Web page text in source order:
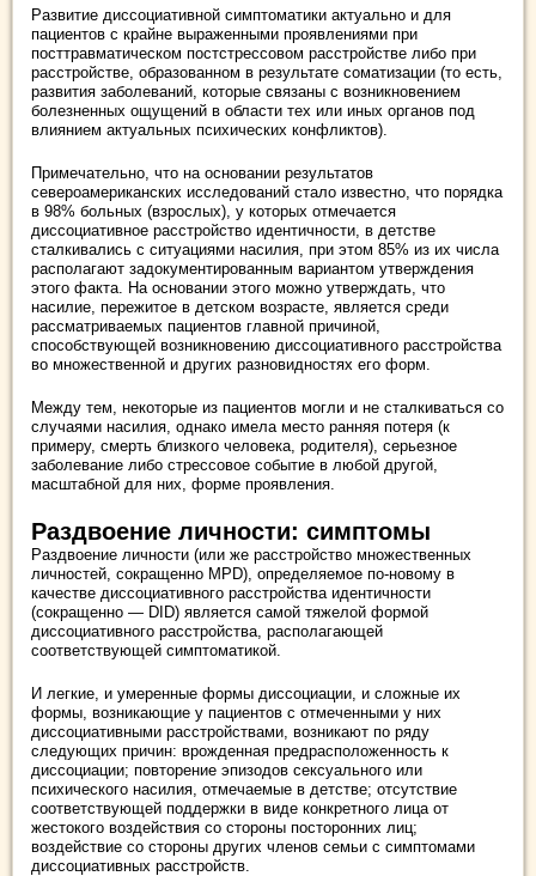
Развитие диссоциативной симптоматики актуально и для
пациентов с крайне выраженными проявлениями при
посттравматическом постстрессовом расстройстве либо при
расстройстве, образованном в результате соматизации (то есть,
развития заболеваний, которые связаны с возникновением
болезненных ощущений в области тех или иных органов под
влиянием актуальных психических конфликтов).
Примечательно, что на основании результатов
североамериканских исследований стало известно, что порядка
в 98% больных (взрослых), у которых отмечается
диссоциативное расстройство идентичности, в детстве
сталкивались с ситуациями насилия, при этом 85% из их числа
располагают задокументированным вариантом утверждения
этого факта. На основании этого можно утверждать, что
насилие, пережитое в детском возрасте, является среди
рассматриваемых пациентов главной причиной,
способствующей возникновению диссоциативного расстройства
во множественной и других разновидностях его форм.
Между тем, некоторые из пациентов могли и не сталкиваться со
случаями насилия, однако имела место ранняя потеря (к
примеру, смерть близкого человека, родителя), серьезное
заболевание либо стрессовое событие в любой другой,
масштабной для них, форме проявления.
Раздвоение личности: симптомы
Раздвоение личности (или же расстройство множественных
личностей, сокращенно MPD), определяемое по-новому в
качестве диссоциативного расстройства идентичности
(сокращенно — DID) является самой тяжелой формой
диссоциативного расстройства, располагающей
соответствующей симптоматикой.
И легкие, и умеренные формы диссоциации, и сложные их
формы, возникающие у пациентов с отмеченными у них
диссоциативными расстройствами, возникают по ряду
следующих причин: врожденная предрасположенность к
диссоциации; повторение эпизодов сексуального или
психического насилия, отмечаемые в детстве; отсутствие
соответствующей поддержки в виде конкретного лица от
жестокого воздействия со стороны посторонних лиц;
воздействие со стороны других членов семьи с симптомами
диссоциативных расстройств.